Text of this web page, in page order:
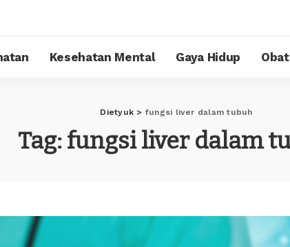
Kesehatan Mental Gaya Hidup
Dietyuk > fungsi liver dalam tubuh
Tag:fungsi liver dalam